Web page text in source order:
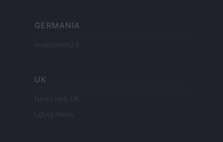
GERMANIA
Investieren24
UK
News Hub UK
Lgbtq News